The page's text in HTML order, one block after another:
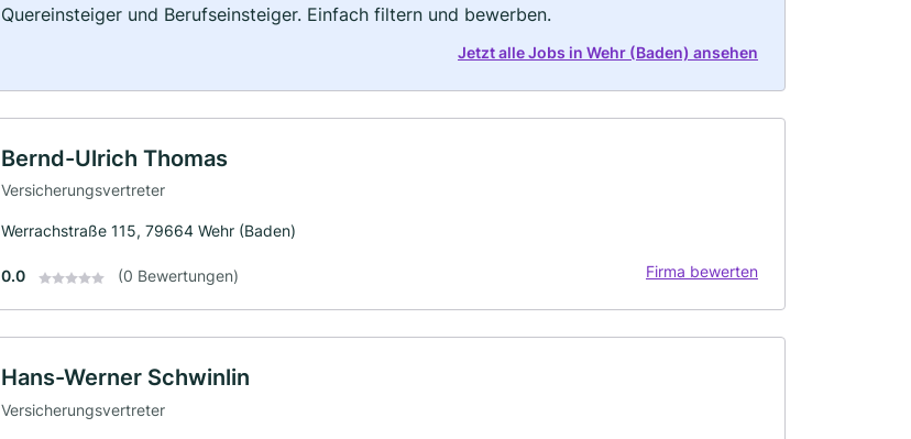
Quereinsteiger und Berufseinsteiger. Einfach filtern und bewerben.
Jetzt alle Jobs in Wehr (Baden) ansehen
Bernd-Ulrich Thomas
Versicherungsvertreter
Werrachstraße 115, 79664 Wehr (Baden)
0.0 (0 Bewertungen) Firma bewerten
Hans-Werner Schwinlin
Versicherungsvertreter